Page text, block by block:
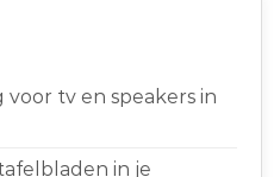
tv en speakers in
in je